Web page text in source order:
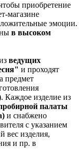
приобретение
магазине
эмоции.
в высоком
ведущих
и проходят
предмет
. Каждое изделие из
палаты
и снабжено
с указанием
вес изделия,
и пр. в